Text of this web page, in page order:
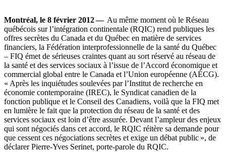
Montréal, le 8 février 2012 —Au même moment où le Réseau
québécois sur l’intégration continentale (RQIC) rend publiques les
offres secrètes du Canada et du Québec en matière de services
financiers, la Fédération interprofessionnelle de la santé du Québec
– FIQ émet de sérieuses craintes quant au sort réservé au réseau de
la santé et des services sociaux à l’issue de l’Accord économique et
commercial global entre le Canada et l’Union européenne (AÉCG).
« Après les inquiétudes soulevées par l’Institut de recherche en
économie contemporaine (IREC), le Syndicat canadien de la
fonction publique et le Conseil des Canadiens, voilà que la FIQ met
en lumière le fait que la protection du réseau de la santé et des
services sociaux est loin d’être assurée. Devant l’ampleur des enjeux
qui sont négociés dans cet accord, le RQIC réitère sa demande pour
que cessent ces négociations secrètes et exige un débat public », de
déclarer Pierre-Yves Serinet, porte-parole du RQIC.